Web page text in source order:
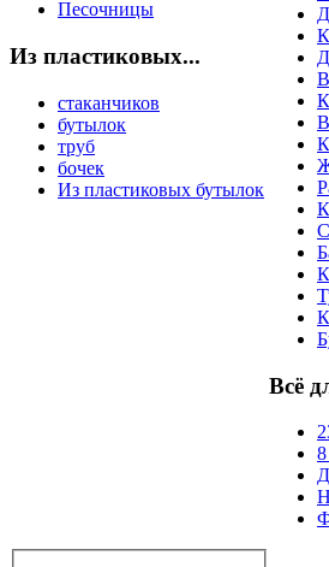
Песочницы
Из пластиковых...
стаканчиков
бутылок
труб
бочек
Из пластиковых бутылок
Всё